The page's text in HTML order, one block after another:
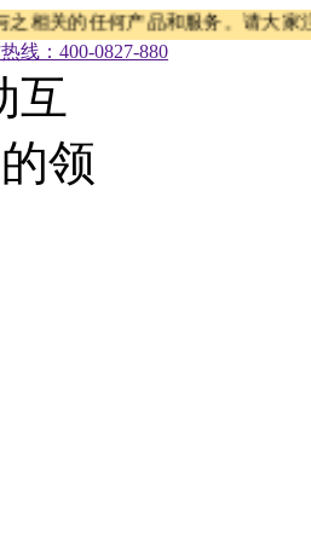
何产品和服务。请大
线：‭400-0827-880